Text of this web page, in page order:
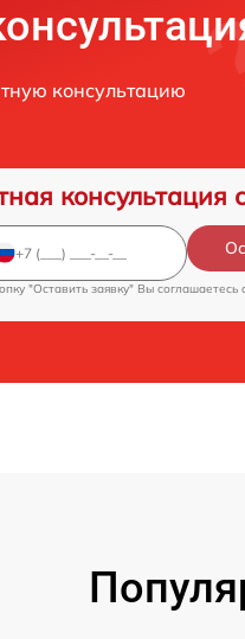
консультацию
консультация
"Оставить заявку" Вы соглашаетесь